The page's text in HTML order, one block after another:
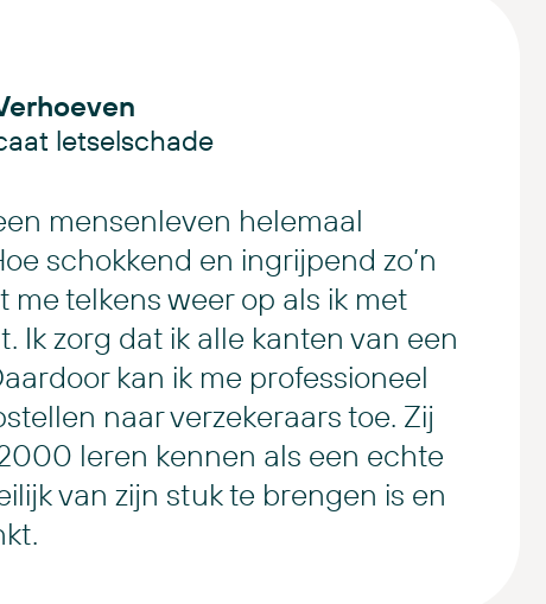
letselschade
mensenleven helemaal
schokkend en ingrijpend zo’n
me telkens weer op als ik met
Ik zorg dat ik alle kanten van een
kan ik me professioneel
naar verzekeraars toe. Zij
leren kennen als een echte
van zijn stuk te brengen is en